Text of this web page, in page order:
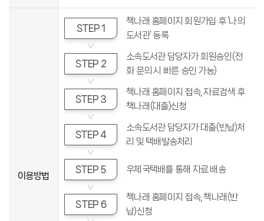
이용방법
STEP 1
책나래 홈페이지 회원가입 후 ‘나의
도서관’ 등록
STEP 2
소속도서관 담당자가 회원승인(전
화 문의 시 빠른 승인 가능)
STEP 3
책나래 홈페이지 접속, 자료검색 후
책나래(대출)신청
STEP 4
소속도서관 담당자가 대출(반납)처
리 및 택배발송처리
STEP 5 우체국택배를 통해 자료 배송
STEP 6
책나래 홈페이지 접속, 책나래(반
납)신청